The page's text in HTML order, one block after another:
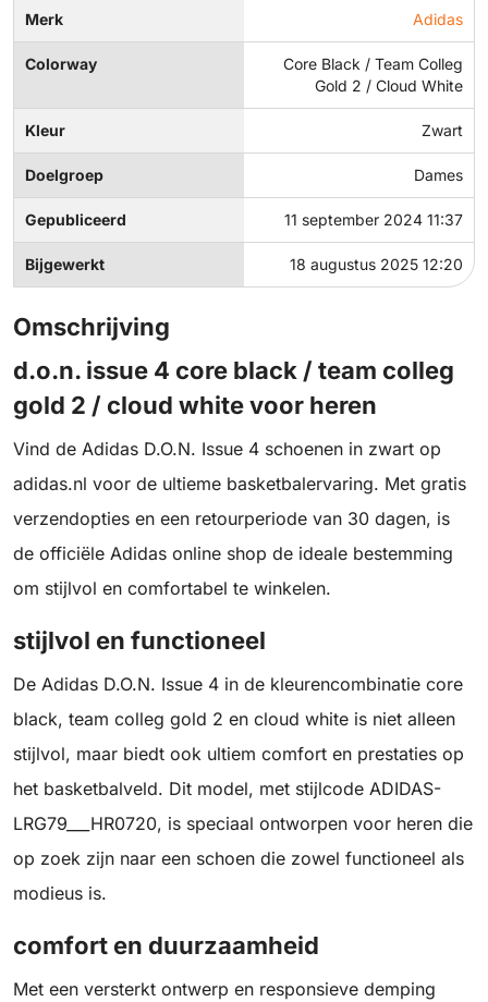
Merk Adidas
Colorway
Core Black / Team Colleg
Gold 2 / Cloud White
Kleur Zwart
Doelgroep Dames
Gepubliceerd 11 september 2024 11:37
Bijgewerkt 18 augustus 2025 12:20
Omschrijving
d.o.n. issue 4 core black / team colleg
gold 2 / cloud white voor heren
Vind de Adidas D.O.N. Issue 4 schoenen in zwart op
adidas.nl voor de ultieme basketbalervaring. Met gratis
verzendopties en een retourperiode van 30 dagen, is
de officiële Adidas online shop de ideale bestemming
om stijlvol en comfortabel te winkelen.
stijlvol en functioneel
De Adidas D.O.N. Issue 4 in de kleurencombinatie core
black, team colleg gold 2 en cloud white is niet alleen
stijlvol, maar biedt ook ultiem comfort en prestaties op
het basketbalveld. Dit model, met stijlcode ADIDAS-
LRG79___HR0720, is speciaal ontworpen voor heren die
op zoek zijn naar een schoen die zowel functioneel als
modieus is.
comfort en duurzaamheid
Met een versterkt ontwerp en responsieve demping